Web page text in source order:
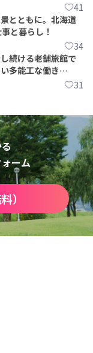
41
とともに。北海道
と暮らし！
34
続ける老舗旅館で
多能工な働き
31
ーム
）